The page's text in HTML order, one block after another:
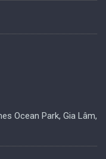
Ocean Park, Gia Lâm,